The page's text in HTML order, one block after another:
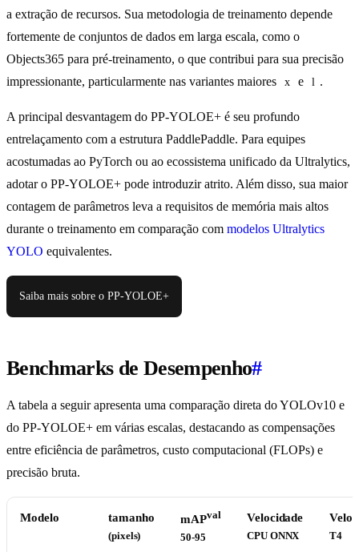
a extração de recursos. Sua metodologia de treinamento depende
fortemente de conjuntos de dados em larga escala, como o
Objects365 para pré-treinamento, o que contribui para sua precisão
impressionante, particularmente nas variantes maiores
x e l .
A principal desvantagem do PP-YOLOE+ é seu profundo
entrelaçamento com a estrutura PaddlePaddle. Para equipes
acostumadas ao PyTorch ou ao ecossistema unificado da Ultralytics,
adotar o PP-YOLOE+ pode introduzir atrito. Além disso, sua maior
contagem de parâmetros leva a requisitos de memória mais altos
durante o treinamento em comparação com modelos Ultralytics
YOLO equivalentes.
Saiba mais sobre o PP-YOLOE+
Benchmarks de Desempenho#
A tabela a seguir apresenta uma comparação direta do YOLOv10 e
do PP-YOLOE+ em várias escalas, destacando as compensações
entre eficiência de parâmetros, custo computacional (FLOPs) e
precisão bruta.
Modelo tamanho
(pixels)
mAPval
50-95
Velocidade
CPU ONNX
T4